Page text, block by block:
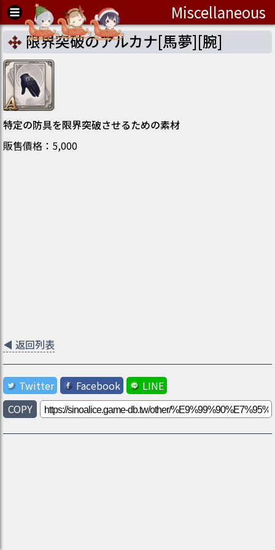
Miscellaneous
限界突破のアルカナ[馬夢][腕]
特定の防具を限界突破させるための素材
販售價格 ： 5,000
◀ 返回列表
Twitter Facebook
LINE
COPY